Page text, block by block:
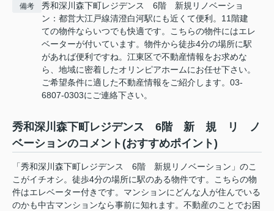
備考
秀和深川森下町レジデンス 6階 新規リノベーショ
ン：都営大江戸線清澄白河駅にも近くて便利。11階建
ての物件ならいつでも快適です。こちらの物件にはエレ
ベーターが付いています。物件から徒歩4分の場所に駅
があれば便利ですね。江東区で不動産情報をお求めな
ら、地域に密着したオリンピアホームにお任せ下さい。
ご希望条件に適した不動産情報をご紹介します。03-
6807-0303にご連絡下さい。
秀和深川森下町レジデンス 6階 新 規 リ ノ
ベーションのコメント(おすすめポイント)
「秀和深川森下町レジデンス 6階 新規リノベーション」のこ
こがイチオシ。徒歩4分の場所に駅のある物件です。こちらの物
件はエレベーター付きです。マンションにどんな人が住んでいる
のかも中古マンションなら事前に知れます。不動産のことでお困